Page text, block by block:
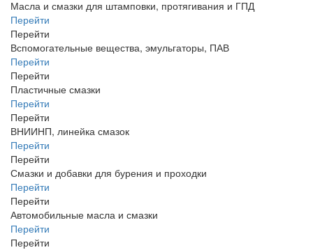
Масла и смазки для штамповки, протягивания и ГПД
Перейти
Перейти
Вспомогательные вещества, эмульгаторы, ПАВ
Перейти
Перейти
Пластичные смазки
Перейти
Перейти
ВНИИНП, линейка смазок
Перейти
Перейти
Смазки и добавки для бурения и проходки
Перейти
Перейти
Автомобильные масла и смазки
Перейти
Перейти